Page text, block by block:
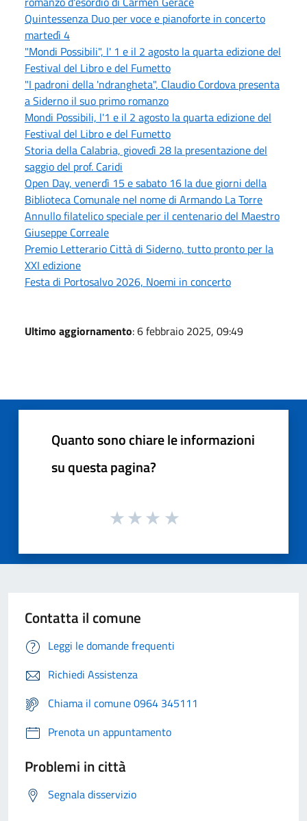
Quintessenza Duo per voce e pianoforte in concerto
martedì 4
"Mondi Possibili", l' 1 e il 2 agosto la quarta edizione del
Festival del Libro e del Fumetto
"I padroni della 'ndrangheta", Claudio Cordova presenta
a Siderno il suo primo romanzo
Mondi Possibili, l'1 e il 2 agosto la quarta edizione del
Festival del Libro e del Fumetto
Storia della Calabria, giovedì 28 la presentazione del
saggio del prof. Caridi
Open Day, venerdì 15 e sabato 16 la due giorni della
Biblioteca Comunale nel nome di Armando La Torre
Annullo filatelico speciale per il centenario del Maestro
Giuseppe Correale
Premio Letterario Città di Siderno, tutto pronto per la
XXI edizione
Festa di Portosalvo 2026, Noemi in concerto
Ultimo aggiornamento: 6 febbraio 2025, 09:49
Quanto sono chiare le informazioni
su questa pagina?
Contatta il comune
Leggi le domande frequenti
Richiedi Assistenza
Chiama il comune 0964 345111
Prenota un appuntamento
Problemi in città
Segnala disservizio